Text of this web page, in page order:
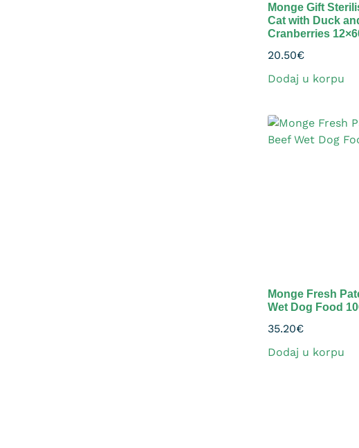
Monge Gift
Cat with Duck
Cranberries
20.50€
Dodaj u korpu
Monge Fresh
Wet Dog Food
35.20€
Dodaj u korpu